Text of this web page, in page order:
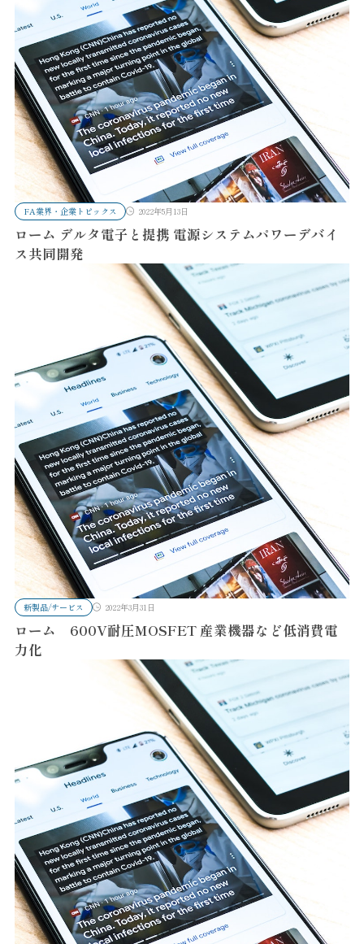
FA業界・企業トピックス 2022年5月13日
ローム デルタ電子と提携 電源システムパワーデバイ
ス共同開発
新製品/サービス 2022年3月31日
ローム 600V耐圧MOSFET 産業機器など低消費電
力化